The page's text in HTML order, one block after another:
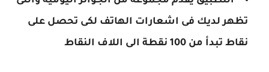
تظهر لديك فى اشعارات الهاتف لكى تحصل على
نقاط تبدأ من 100 نقطة الى اللاف النقاط